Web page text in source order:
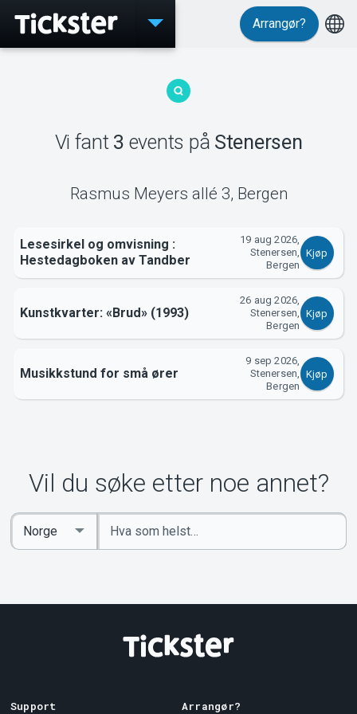
Events
Support
Om Tickster
Arrangør?
Vi fant 3 events på Stenersen
Rasmus Meyers allé 3, Bergen
Lesesirkel og omvisning :
Hestedagboken av Tandber
19 aug 2026,
Stenersen,
Bergen
Kjøp
Kunstkvarter: «Brud» (1993)
26 aug 2026,
Stenersen,
Bergen
Kjøp
Musikkstund for små ører
9 sep 2026,
Stenersen,
Bergen
Kjøp
Vil du søke etter noe annet?
Angi
nøkkelord
Select
Country
Support Arrangør?